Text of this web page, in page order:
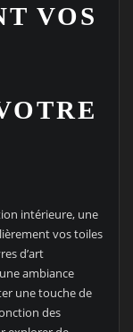
VOS
intérieure, une
vos toiles
d’art
ambiance
une touche de
des